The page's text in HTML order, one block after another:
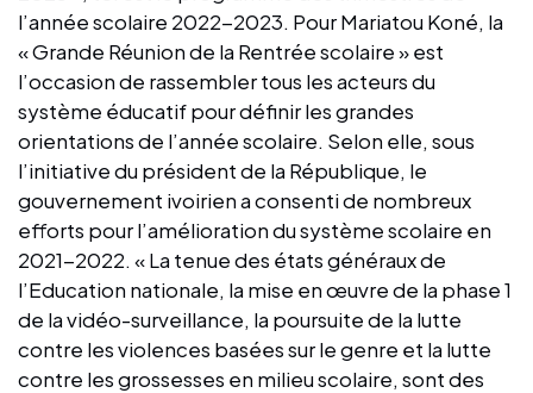
l’année scolaire 2022-2023. Pour Mariatou Koné, la
« Grande Réunion de la Rentrée scolaire » est
l’occasion de rassembler tous les acteurs du
système éducatif pour définir les grandes
orientations de l’année scolaire. Selon elle, sous
l’initiative du président de la République, le
gouvernement ivoirien a consenti de nombreux
efforts pour l’amélioration du système scolaire en
2021-2022. « La tenue des états généraux de
l’Education nationale, la mise en œuvre de la phase 1
de la vidéo-surveillance, la poursuite de la lutte
contre les violences basées sur le genre et la lutte
contre les grossesses en milieu scolaire, sont des